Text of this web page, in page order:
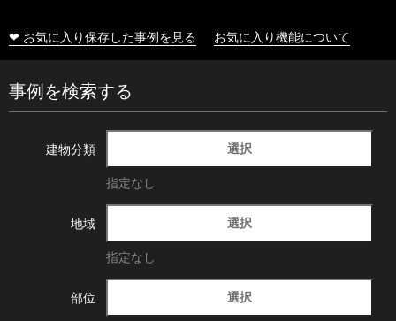
❤ お気に入り保存した事例を見る お気に入り機能について
事例を検索する
建物分類 選択
指定なし
地域 選択
指定なし
部位 選択